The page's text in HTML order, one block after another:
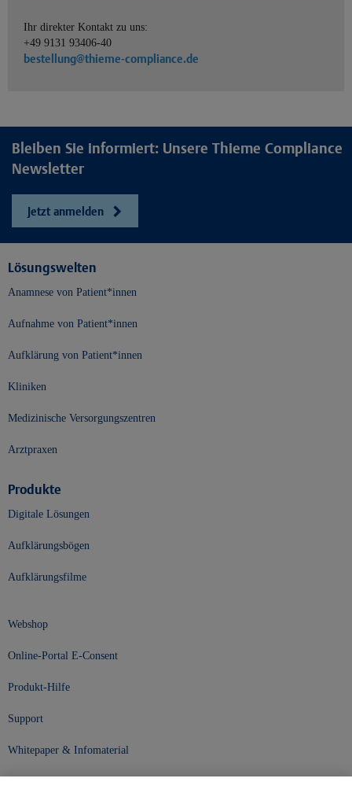
Ihr direkter Kontakt zu uns:
+49 9131 93406-40
bestellung@thieme-compliance.de
Bleiben Sie informiert: Unsere Thieme Compliance
Newsletter
Jetzt anmelden
Lösungswelten
Anamnese von Patient*innen
Aufnahme von Patient*innen
Aufklärung von Patient*innen
Kliniken
Medizinische Versorgungszentren
Arztpraxen
Produkte
Digitale Lösungen
Aufklärungsbögen
Aufklärungsfilme
Webshop
Online-Portal E-Consent
Produkt-Hilfe
Support
Whitepaper & Infomaterial